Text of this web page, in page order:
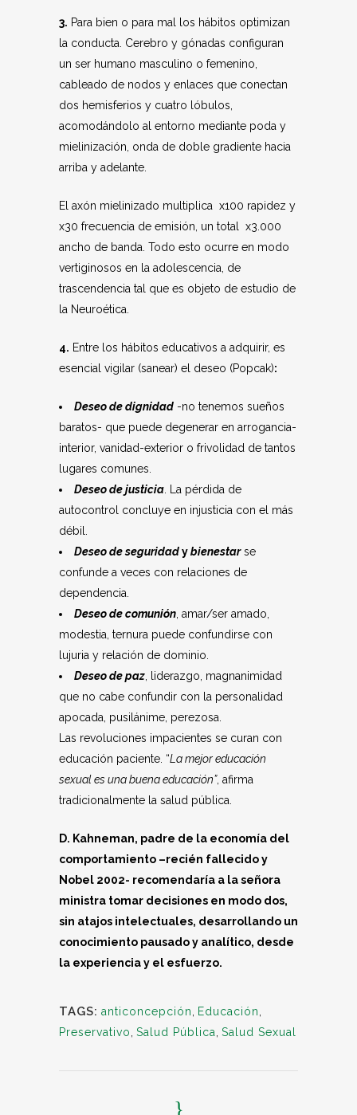
3. Para bien o para mal los hábitos optimizan
la conducta. Cerebro y gónadas configuran
un ser humano masculino o femenino,
cableado de nodos y enlaces que conectan
dos hemisferios y cuatro lóbulos,
acomodándolo al entorno mediante poda y
mielinización, onda de doble gradiente hacia
arriba y adelante.
El axón mielinizado multiplica x100 rapidez y
x30 frecuencia de emisión, un total x3.000
ancho de banda. Todo esto ocurre en modo
vertiginosos en la adolescencia, de
trascendencia tal que es objeto de estudio de
la Neuroética.
4. Entre los hábitos educativos a adquirir, es
esencial vigilar (sanear) el deseo (Popcak):
Deseo de dignidad -no tenemos sueños
baratos- que puede degenerar en arrogancia-
interior, vanidad-exterior o frivolidad de tantos
lugares comunes.
Deseo de justicia . La pérdida de
autocontrol concluye en injusticia con el más
débil.
Deseo de seguridadybienestarse
confunde a veces con relaciones de
dependencia.
Deseo de comunión , amar/ser amado,
modestia, ternura puede confundirse con
lujuria y relación de dominio.
Deseo de paz , liderazgo, magnanimidad
que no cabe confundir con la personalidad
apocada, pusilánime, perezosa.
Las revoluciones impacientes se curan con
educación paciente. “La mejor educación
sexual es una buena educación”, afirma
tradicionalmente la salud pública.
D. Kahneman, padre de la economía del
comportamiento –recién fallecido y
Nobel 2002- recomendaría a la señora
ministra tomar decisiones en modo dos,
sin atajos intelectuales, desarrollando un
conocimiento pausado y analítico, desde
la experiencia y el esfuerzo.
TAGS: anticoncepción Educación
Preservativo Salud Pública Salud Sexual